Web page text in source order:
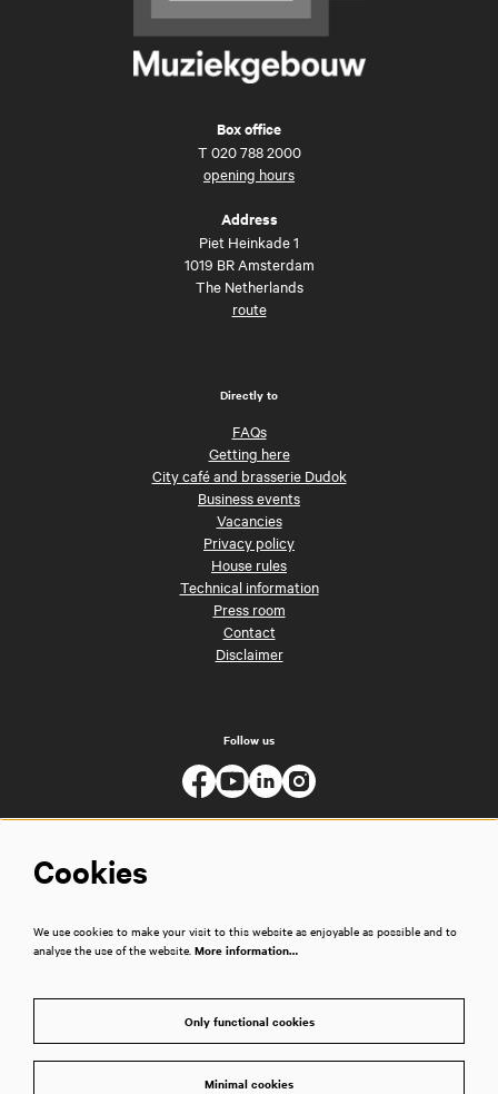
Box office
T 020 788 2000
opening hours
Address
Piet Heinkade 1
1019 BR Amsterdam
The Netherlands
route
Directly to
FAQs
Getting here
City café and brasserie Dudok
Business events
Vacancies
Privacy policy
House rules
Technical information
Press room
Contact
Disclaimer
Follow us
Cookies
We use cookies to make your visit to this website as enjoyable as possible and to
analyse the use of the website. More information…
Only functional cookies
Minimal cookies